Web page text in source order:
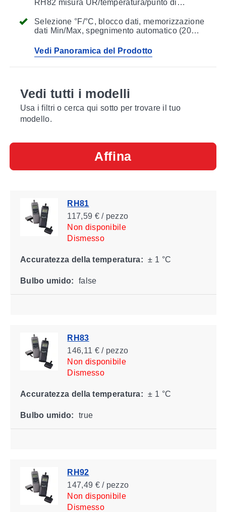
RH82 misura UR/temperatura/punto di
di rugiada/bulbo umido
Selezione °F/°C, blocco dati, memorizzazione
dati Min/Max, spegnimento automatico (20
Vedi Panoramica del Prodotto
Vedi tutti i modelli
Usa i filtri o cerca qui sotto per trovare il tuo
modello.
Affina
RH81
117,59 € / pezzo
Non disponibile
Dismesso
Accuratezza della temperatura: ± 1 °C
Bulbo umido: false
RH83
146,11 € / pezzo
Non disponibile
Dismesso
Accuratezza della temperatura: ± 1 °C
Bulbo umido: true
RH92
147,49 € / pezzo
Non disponibile
Dismesso